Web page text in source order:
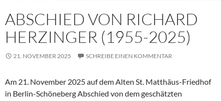
ABSCHIED VON RICHARD
HERZINGER (1955-2025)
21. NOVEMBER 2025 SCHREIBE EINEN KOMMENTAR
Am 21. November 2025 auf dem Alten St. Matthäus-Friedhof
in Berlin-Schöneberg Abschied von dem geschätzten